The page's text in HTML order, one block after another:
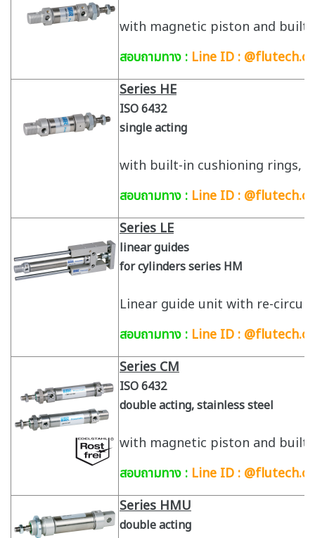
with magnetic piston and
สอบถามทาง : Line ID :
Series HE
ISO 6432
single acting
with built-in cushioning rings,
สอบถามทาง : Line ID :
Series LE
linear guides
for cylinders series HM
Linear guide unit with re-
สอบถามทาง : Line ID :
Series CM
ISO 6432
double acting, stainless steel
with magnetic piston and
สอบถามทาง : Line ID :
Series HMU
double acting